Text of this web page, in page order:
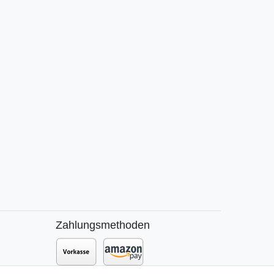
Zahlungsmethoden